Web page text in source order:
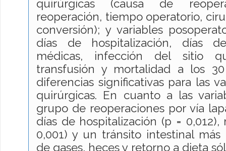
quirúrgicas (causa de
reoperación, tiempo operatorio,
conversión); y variables
días de hospitalización, días
médicas, infección del sitio
transfusión y mortalidad a los
diferencias significativas para las
quirúrgicas. En cuanto a las
grupo de reoperaciones por vía
días de hospitalización (p =
0,001) y un tránsito intestinal
de gases, heces y retorno a dieta